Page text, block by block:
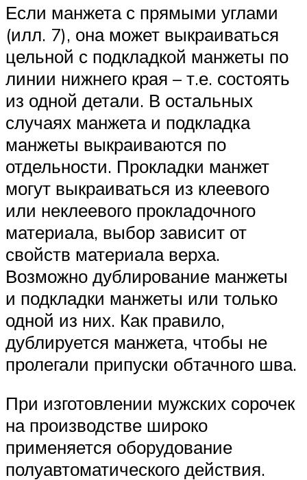
Если манжета с прямыми углами
(илл. 7), она может выкраиваться
цельной с подкладкой манжеты по
линии нижнего края – т.е. состоять
из одной детали. В остальных
случаях манжета и подкладка
манжеты выкраиваются по
отдельности. Прокладки манжет
могут выкраиваться из клеевого
или неклеевого прокладочного
материала, выбор зависит от
свойств материала верха.
Возможно дублирование манжеты
и подкладки манжеты или только
одной из них. Как правило,
дублируется манжета, чтобы не
пролегали припуски обтачного шва.
При изготовлении мужских сорочек
на производстве широко
применяется оборудование
полуавтоматического действия.